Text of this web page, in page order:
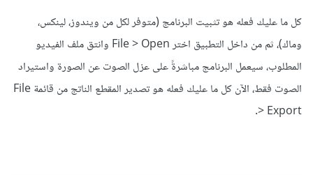
كل ما عليك فعله هو تثبيت البرنامج (متوفر لكل من ويندوز، لينكس،
وماك)، ثم من داخل التطبيق اختر File > Open وانتق ملف الفيديو
المطلوب، سيعمل البرنامج مباشرةً على عزل الصوت عن الصورة واستيراد
الصوت فقط، الآن كل ما عليك فعله هو تصدير المقطع الناتج من قائمة File
> Export.